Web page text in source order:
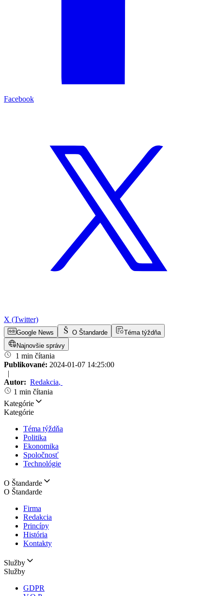
Facebook
X (Twitter)
Google News O Štandarde
Téma týždňa
Najnovšie správy
1 min čítania
Publikované: 2024-01-07 14:25:00
|
Autor: Redakcia,
1 min čítania
Kategórie
Kategórie
Téma týždňa
Politika
Ekonomika
Spoločnosť
Technológie
O Štandarde
O Štandarde
Firma
Redakcia
Princípy
História
Kontakty
Služby
Služby
GDPR